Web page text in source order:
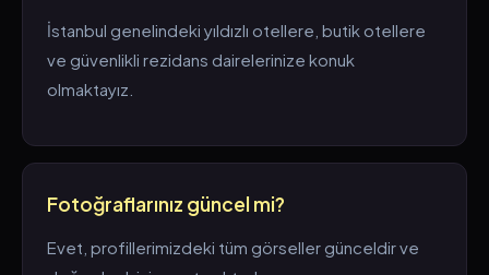
İstanbul genelindeki yıldızlı otellere, butik otellere
ve güvenlikli rezidans dairelerinize konuk
olmaktayız.
Fotoğraflarınız güncel mi?
Evet, profillerimizdeki tüm görseller günceldir ve